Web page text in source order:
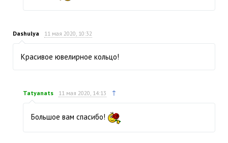
Dashulya 11 мая 2020, 10:32
Красивое ювелирное кольцо!
Tatyanats 11 мая 2020, 14:13 ↑
Большое вам спасибо!